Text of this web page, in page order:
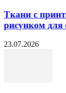
Ткани с
рисунком для
23.07.2026